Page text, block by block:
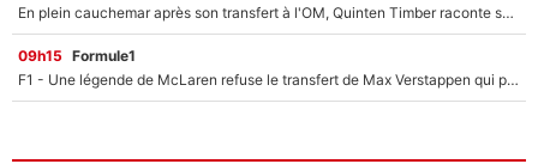
En plein cauchemar après son transfert à l'OM, Quinten Timber raconte ses doutes après sa signature à Marseille
09h15 Formule1
F1 - Une légende de McLaren refuse le transfert de Max Verstappen qui pourrait «faire des vagues» et plomber l'ambiance dans l'équipe